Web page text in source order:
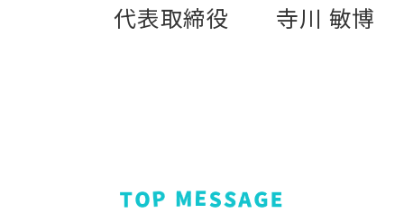
代表取締役 寺川 敏博